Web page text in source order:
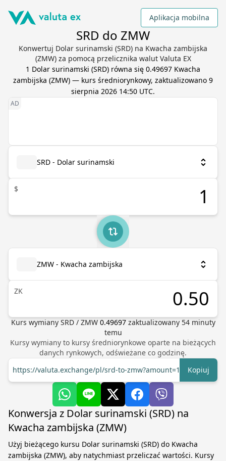
Aplikacja mobilna
SRD do ZMW
Konwertuj Dolar surinamski (SRD) na Kwacha zambijska
(ZMW) za pomocą przelicznika walut Valuta EX
1 Dolar surinamski (SRD) równa się 0.49697 Kwacha
zambijska (ZMW) — kurs średniorynkowy, zaktualizowano 9
sierpnia 2026 14:50 UTC.
SRD - Dolar surinamski
$
ZMW - Kwacha zambijska
ZK
Kurs wymiany SRD/ ZMW 0.49697 zaktualizowany 54minuty
temu
Kursy wymiany to kursy średniorynkowe oparte na bieżących
danych rynkowych, odświeżane co godzinę.
https://valuta.exchange/pl/srd-to-zmw?amount=1
Kopiuj
Konwersja z Dolar surinamski (SRD) na
Kwacha zambijska (ZMW)
Użyj bieżącego kursu Dolar surinamski (SRD) do Kwacha
zambijska (ZMW), aby natychmiast przeliczać wartości. Kursy